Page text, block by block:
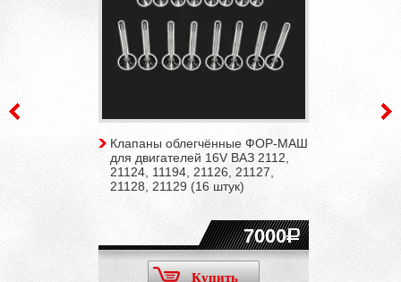
Клапаны облегчённые ФОР-МАШ
для двигателей 16V ВАЗ 2112,
21124, 11194, 21126, 21127,
21128, 21129 (16 штук)
7000
Купить